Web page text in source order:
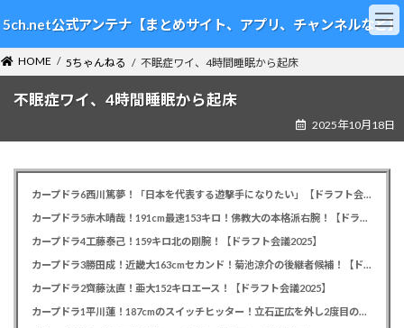
ン
テ
ン
ツ
ビ
ゲ
ー
シ
5ch.net公式アンテナ【まとめサイト、アプリ、チャンネルなど】
HOME 5ちゃんねる 不眠症ワイ、4時間睡眠から起床
不眠症ワイ、4時間睡眠から起床
2025年10月18日
カープドラ6西川篤夢！「日本を代表する遊撃手になりたい」【ドラフト会議2025】
カープドラ5赤木晴哉！191cm最速153キロ！佛教大の本格派右腕！【ドラフト会議2025】
カープドラ4工藤泰己！159キロ北の剛腕！【ドラフト会議2025】
カープドラ3勝田成！近畿大163cmセカンド！菊池涼介の後継者候補！【ドラフト会議2025】
カープドラ2齊藤汰直！亜大152キロエース！【ドラフト会議2025】
カープドラ1平川蓮！187cmのスイッチヒッター！立石正広を外し2度目の重複も新井監督がクジを引き当てる！【ドラフト会議2025】